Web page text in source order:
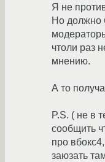
Я не
Но должно
чтоли раз
мнению.
А то
P.S. ( не в
сообщить
про
заюзать